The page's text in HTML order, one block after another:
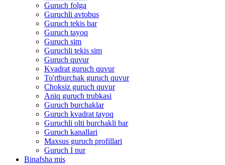
Guruch folga
Guruchli avtobus
Guruch tekis bar
Guruch tayoq
Guruch sim
Guruchli tekis sim
Guruch quvur
Kvadrat guruch quvur
To'rtburchak guruch quvur
Choksiz guruch quvur
Aniq guruch trubkasi
Guruch burchaklar
Guruch kvadrat tayoq
Guruchli olti burchakli bar
Guruch kanallari
Maxsus guruch profillari
Guruch I nur
Binafsha mis